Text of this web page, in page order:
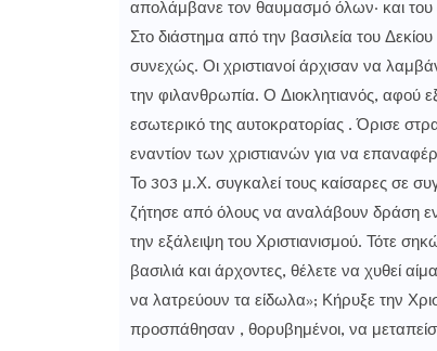
απολάμβανε τον θαυμασμό όλων‧ και του
Στο διάστημα από την βασιλεία του
συνεχώς. Οι χριστιανοί άρχισαν να
την φιλανθρωπία. Ο Διοκλητιανός, αφού
εσωτερικό της αυτοκρατορίας . Όρισε
εναντίον των χριστιανών για να
Το 303 μ.Χ. συγκαλεί τους καίσαρες σε
ζήτησε από όλους να αναλάβουν δράση
την εξάλειψη του Χριστιανισμού. Τότε
βασιλιά και άρχοντες, θέλετε να χυθεί
να λατρεύουν τα είδωλα»; Κήρυξε την
προσπάθησαν , θορυβημένοι, να